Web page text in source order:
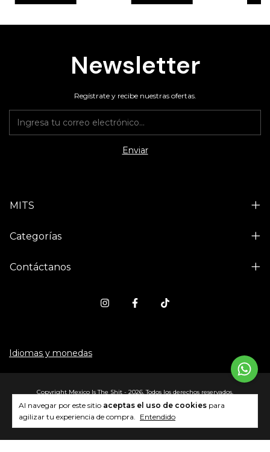
Al navegar por este sitio aceptas el uso de cookies para
agilizar tu experiencia de compra. Entendido
Newsletter
Regístrate y recibe nuestras ofertas.
MITS
Categorías
Contáctanos
Idiomas y monedas
Copyright Mexico Is The Shit - 2026. Todos los derechos reservados.